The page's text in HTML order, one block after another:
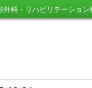
外科・リハビリテーション